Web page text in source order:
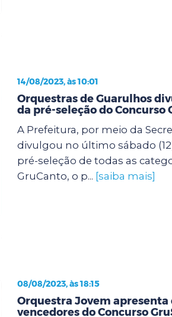
14/08/2023, às 10:01
Orquestras de Guarulhos
da pré-seleção do Concurso
A Prefeitura, por meio da
divulgou no último sábado
pré-seleção de todas as
GruCanto, o p... [saiba mais]
08/08/2023, às 18:15
Orquestra Jovem apresenta
vencedores do Concurso